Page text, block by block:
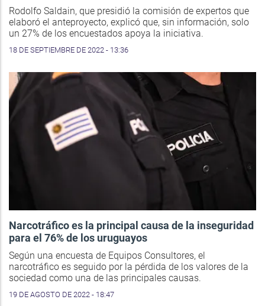
Rodolfo Saldain, que presidió la comisión de expertos que
elaboró el anteproyecto, explicó que, sin información, solo
un 27% de los encuestados apoya la iniciativa.
18 DE SEPTIEMBRE DE 2022 - 13:36
Narcotráfico es la principal causa de la inseguridad
para el 76% de los uruguayos
Según una encuesta de Equipos Consultores, el
narcotráfico es seguido por la pérdida de los valores de la
sociedad como una de las principales causas.
19 DE AGOSTO DE 2022 - 18:47